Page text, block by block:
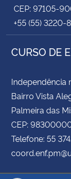
CEP: 97105-
+55 (55) 3220-
CURSO DE
Independência
Bairro Vista
Palmeira das
CEP:
Telefone: 55